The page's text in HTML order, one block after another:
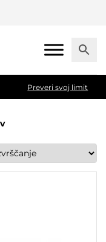
Preveri svoj limit